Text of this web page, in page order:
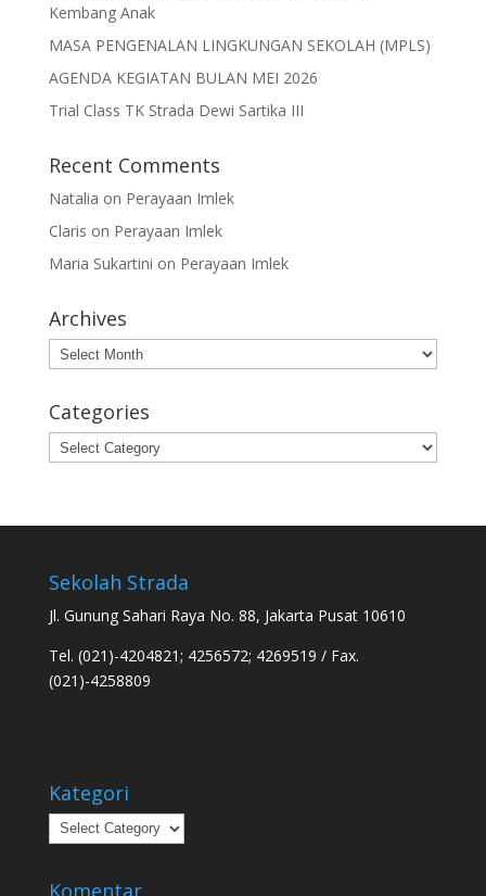
Kembang Anak
MASA PENGENALAN LINGKUNGAN SEKOLAH (MPLS)
AGENDA KEGIATAN BULAN MEI 2026
Trial Class TK Strada Dewi Sartika III
Recent Comments
Natalia on Perayaan Imlek
Claris on Perayaan Imlek
Maria Sukartini on Perayaan Imlek
Archives
Archives
Categories
Categories
Sekolah Strada
Jl. Gunung Sahari Raya No. 88, Jakarta Pusat 10610
Tel. (021)-4204821; 4256572; 4269519 / Fax.
(021)-4258809
Kategori
Kategori
Komentar